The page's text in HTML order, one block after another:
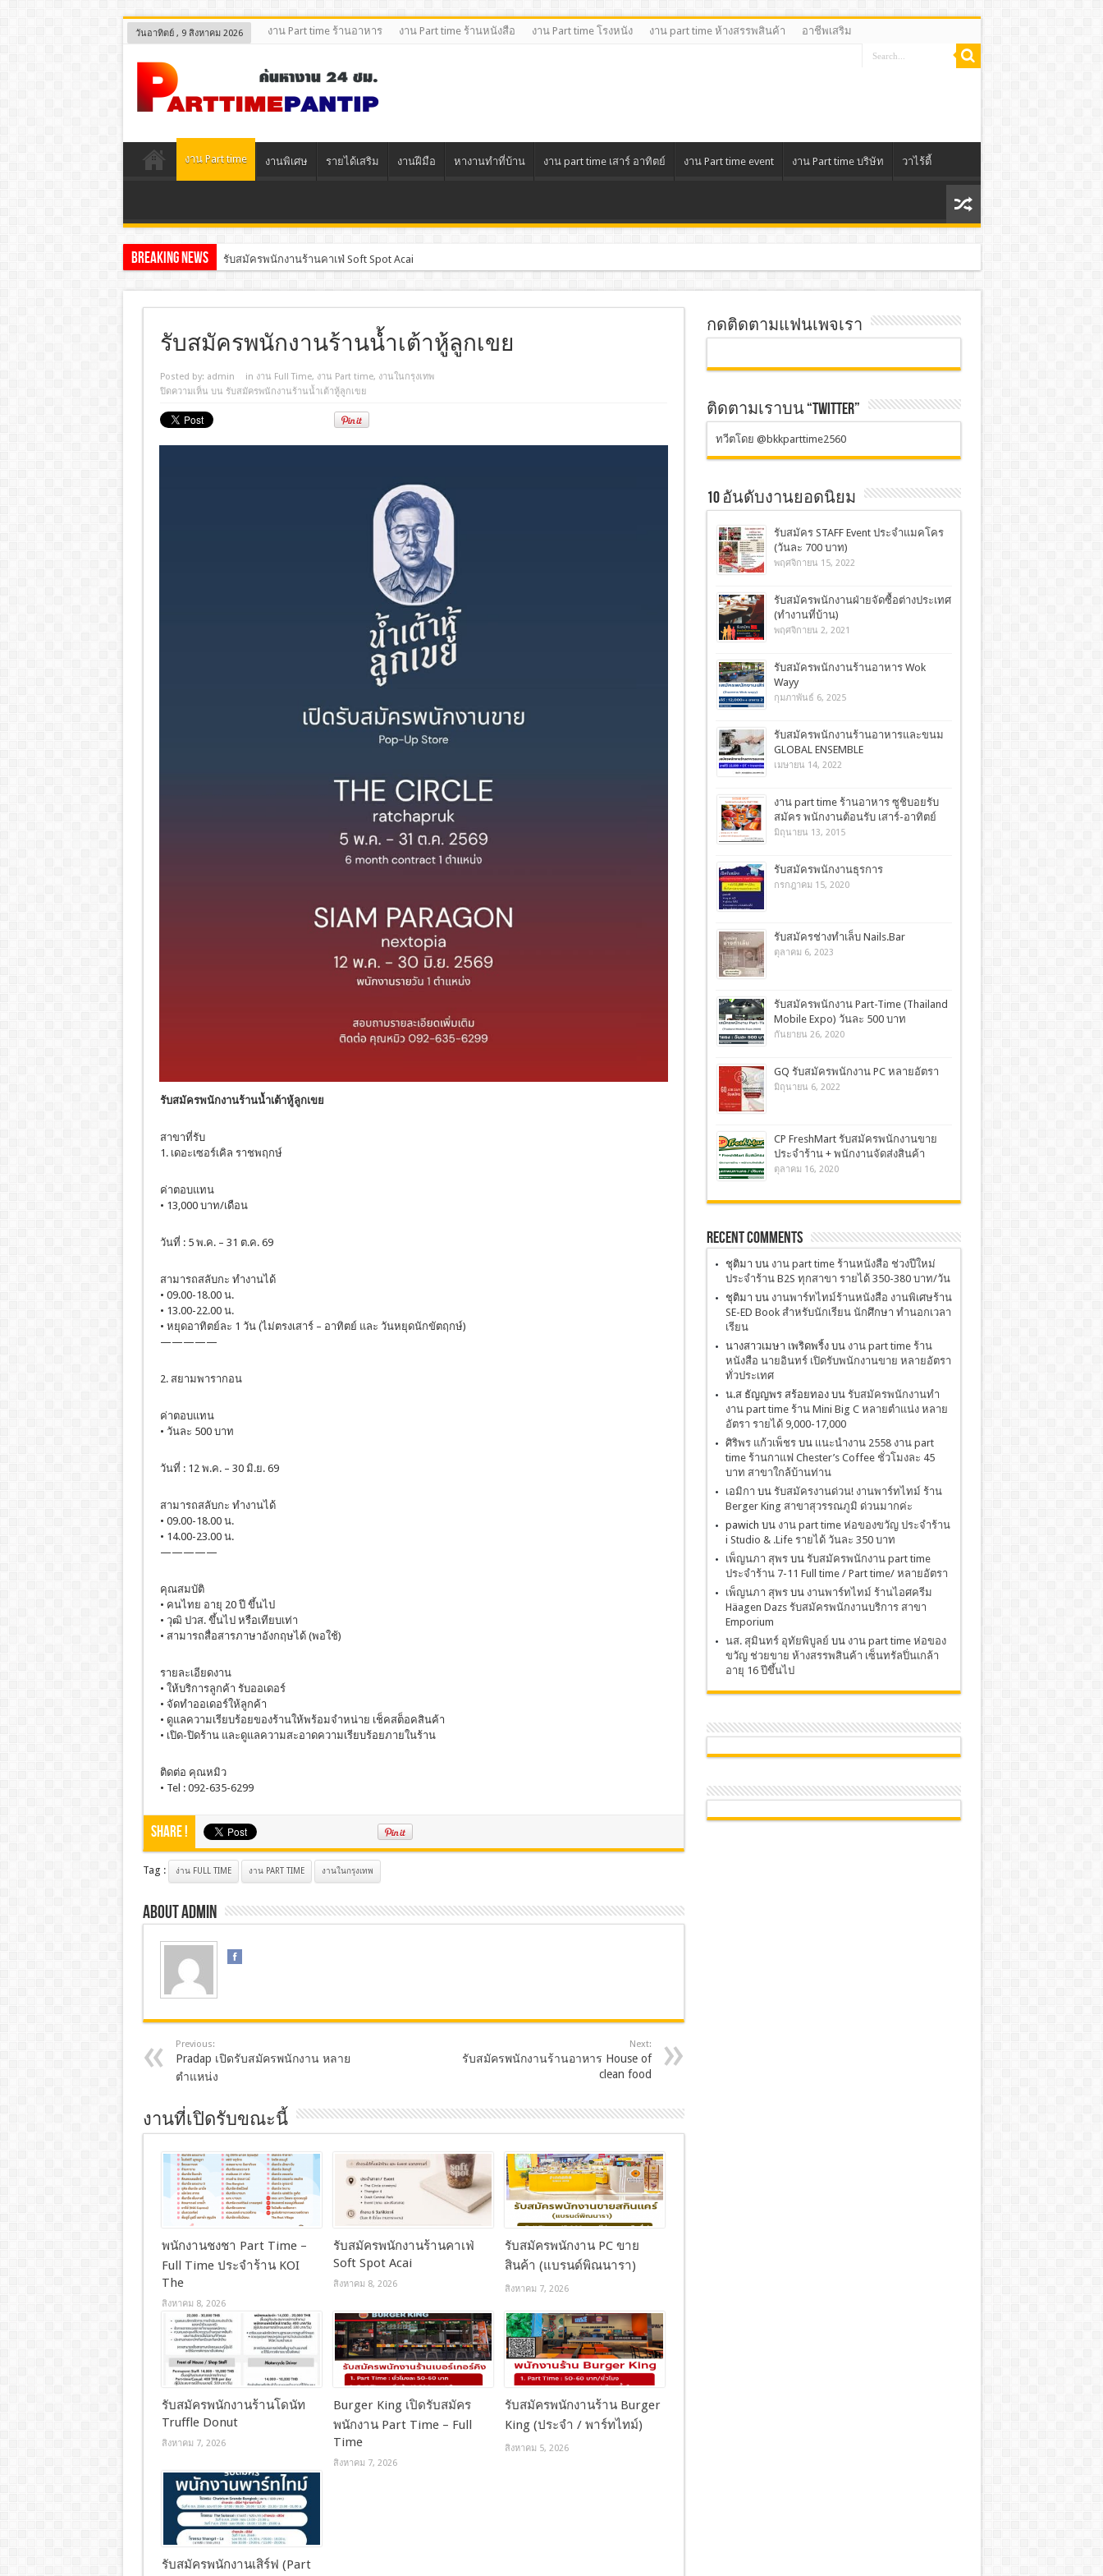
วันอาทิตย์ , 9 สิงหาคม 2026 งาน Part time ร้านอาหาร งาน Part time ร้านหนังสือ งาน Part time โรงหนัง งาน part time ห้างสรรพสินค้า อาชีพเสริม
งาน Part time งานพิเศษ รายได้เสริม งานฝีมือ หางานทําที่บ้าน งาน part time เสาร์ อาทิตย์ งาน Part time event งาน Part time บริษัท วาไร้ตี้
Breaking News รับสมัครพนักงานร้านคาเฟ่ Soft Spot Acai
รับสมัครพนักงานร้านน้ำเต้าหู้ลูกเขย
Posted by: admin in งาน Full Time, งาน Part time, งานในกรุงเทพ
ปิดความเห็น บน รับสมัครพนักงานร้านน้ำเต้าหู้ลูกเขย
รับสมัครพนักงานร้านน้ำเต้าหู้ลูกเขย
สาขาที่รับ
1. เดอะเซอร์เคิล ราชพฤกษ์
ค่าตอบแทน
• 13,000 บาท/เดือน
วันที่ : 5 พ.ค. – 31 ต.ค. 69
สามารถสลับกะ ทำงานได้
• 09.00-18.00 น.
• 13.00-22.00 น.
• หยุดอาทิตย์ละ 1 วัน (ไม่ตรงเสาร์ – อาทิตย์ และ วันหยุดนักขัตฤกษ์)
—————
2. สยามพารากอน
ค่าตอบแทน
• วันละ 500 บาท
วันที่ : 12 พ.ค. – 30 มิ.ย. 69
สามารถสลับกะ ทำงานได้
• 09.00-18.00 น.
• 14.00-23.00 น.
—————
คุณสมบัติ
• คนไทย อายุ 20 ปี ขึ้นไป
• วุฒิ ปวส. ขึ้นไป หรือเทียบเท่า
• สามารถสื่อสารภาษาอังกฤษได้ (พอใช้)
รายละเอียดงาน
• ให้บริการลูกค้า รับออเดอร์
• จัดทำออเดอร์ให้ลูกค้า
• ดูแลความเรียบร้อยของร้านให้พร้อมจำหน่าย เช็คสต็อคสินค้า
• เปิด-ปิดร้าน และดูแลความสะอาดความเรียบร้อยภายในร้าน
ติดต่อ คุณหมิว
• Tel : 092-635-6299
Share !
Tag : ง่าน FULL TIME งาน PART TIME งานในกรุงเทพ
About admin
Previous:
Pradap เปิดรับสมัครพนักงาน หลาย
ตำแหน่ง
Next:
รับสมัครพนักงานร้านอาหาร House of
clean food
งานที่เปิดรับขณะนี้
พนักงานชงชา Part Time –
Full Time ประจำร้าน KOI
The
สิงหาคม 8, 2026
รับสมัครพนักงานร้านคาเฟ่
Soft Spot Acai
สิงหาคม 8, 2026
รับสมัครพนักงาน PC ขาย
สินค้า (แบรนด์พิณนารา)
สิงหาคม 7, 2026
รับสมัครพนักงานร้านโดนัท
Truffle Donut
สิงหาคม 7, 2026
Burger King เปิดรับสมัคร
พนักงาน Part Time – Full
Time
สิงหาคม 7, 2026
รับสมัครพนักงานร้าน Burger
King (ประจำ / พาร์ทไทม์)
สิงหาคม 5, 2026
รับสมัครพนักงานเสิร์ฟ (Part
กดติดตามแฟนเพจเรา
ติดตามเราบน “TWITTER”
ทวีตโดย @bkkparttime2560
10 อันดับงานยอดนิยม
รับสมัคร STAFF Event ประจำแมคโคร
(วันละ 700 บาท)
พฤศจิกายน 15, 2022
รับสมัครพนักงานฝ่ายจัดซื้อต่างประเทศ
(ทำงานที่บ้าน)
พฤศจิกายน 2, 2021
รับสมัครพนักงานร้านอาหาร Wok
Wayy
กุมภาพันธ์ 6, 2025
รับสมัครพนักงานร้านอาหารและขนม
GLOBAL ENSEMBLE
เมษายน 14, 2022
งาน part time ร้านอาหาร ซูชิบอยรับ
สมัคร พนักงานต้อนรับ เสาร์-อาทิตย์
มิถุนายน 13, 2015
รับสมัครพนักงานธุรการ
กรกฎาคม 15, 2020
รับสมัครช่างทำเล็บ Nails.Bar
ตุลาคม 6, 2023
รับสมัครพนักงาน Part-Time (Thailand
Mobile Expo) วันละ 500 บาท
กันยายน 26, 2020
GQ รับสมัครพนักงาน PC หลายอัตรา
มิถุนายน 6, 2022
CP FreshMart รับสมัครพนักงานขาย
ประจำร้าน + พนักงานจัดส่งสินค้า
ตุลาคม 16, 2020
Recent Comments
ชุติมา บน งาน part time ร้านหนังสือ ช่วงปีใหม่
ประจำร้าน B2S ทุกสาขา รายได้ 350-380 บาท/วัน
ชุติมา บน งานพาร์ทไทม์ร้านหนังสือ งานพิเศษร้าน
SE-ED Book สำหรับนักเรียน นักศึกษา ทำนอกเวลา
เรียน
นางสาวเมษา เพริดพริ้งบน งาน part time ร้าน
หนังสือ นายอินทร์ เปิดรับพนักงานขาย หลายอัตรา
ทั่วประเทศ
น.ส ธัญญพร สร้อยทองบน รับสมัครพนักงานทำ
งาน part time ร้าน Mini Big C หลายตำแน่ง หลาย
อัตรา รายได้ 9,000-17,000
ศิริพร แก้วเพ็ชรบน เเนะนำงาน 2558 งาน part
time ร้านกาแฟ Chester’s Coffee ชั่วโมงละ 45
บาท สาขาใกล้บ้านท่าน
เอมิกา บน รับสมัครงานด่วน! งานพาร์ทไทม์ ร้าน
Berger King สาขาสุวรรณภูมิ ด่วนมากค่ะ
pawich บน งาน part time ห่อของขวัญ ประจำร้าน
i Studio & .Life รายได้ วันละ 350 บาท
เพ็ญนภา สุพรบน รับสมัครพนักงาน part time
ประจำร้าน 7-11 Full time / Part time/ หลายอัตรา
เพ็ญนภา สุพรบน งานพาร์ทไทม์ ร้านไอศครีม
Häagen Dazs รับสมัครพนักงานบริการ สาขา
Emporium
นส. สุมินทร์ อุทัยพิบูลย์ บน งาน part time ห่อของ
ขวัญ ช่วยขาย ห้างสรรพสินค้า เซ็นทรัลปิ่นเกล้า
อายุ 16 ปีขึ้นไป